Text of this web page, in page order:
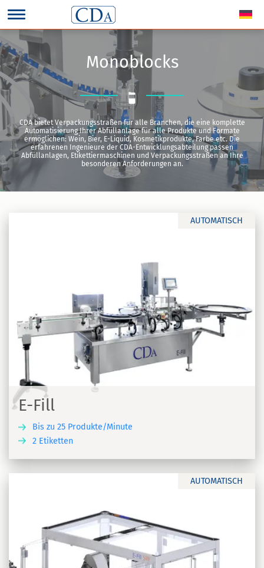
Monoblocks
CDA bietet Verpackungsstraßen für alle Branchen, die eine komplette
Automatisierung Ihrer Abfüllanlage für alle Produkte und Formate
ermöglichen: Wein, Bier, E-Liquid, Kosmetikprodukte, Farbe etc. Die
erfahrenen Ingenieure der CDA-Entwicklungsabteilung passen
Abfüllanlagen, Etikettiermaschinen und Verpackungsstraßen an Ihre
besonderen Anforderungen an.
AUTOMATISCH
E-Fill
Bis zu 25 Produkte/Minute
2 Etiketten
AUTOMATISCH